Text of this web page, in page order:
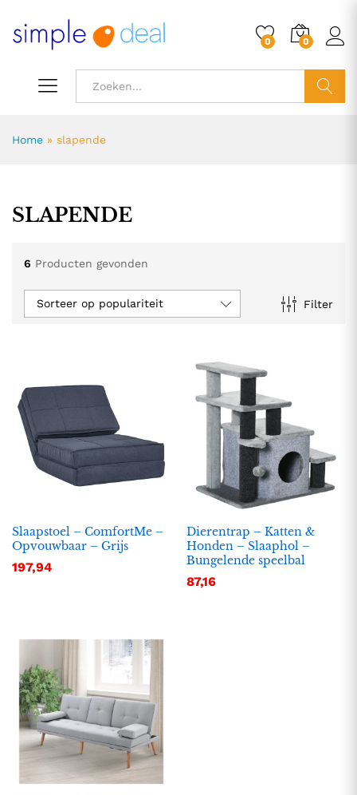
0 0
Home » slapende
SLAPENDE
6 Producten gevonden
Filter
Sorteer op populariteit
Slaapstoel – ComfortMe –
Opvouwbaar – Grijs
197,94
Dierentrap – Katten &
Honden – Slaaphol –
Bungelende speelbal
87,16